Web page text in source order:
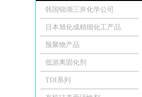
韩国锦湖三井化学公司
日本旭化成精细化工产品
预聚物产品
低游离固化剂
TDI系列